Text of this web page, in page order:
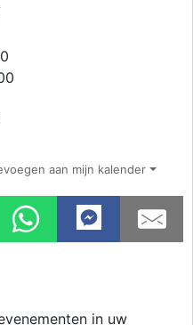
aan mijn kalender
in uw